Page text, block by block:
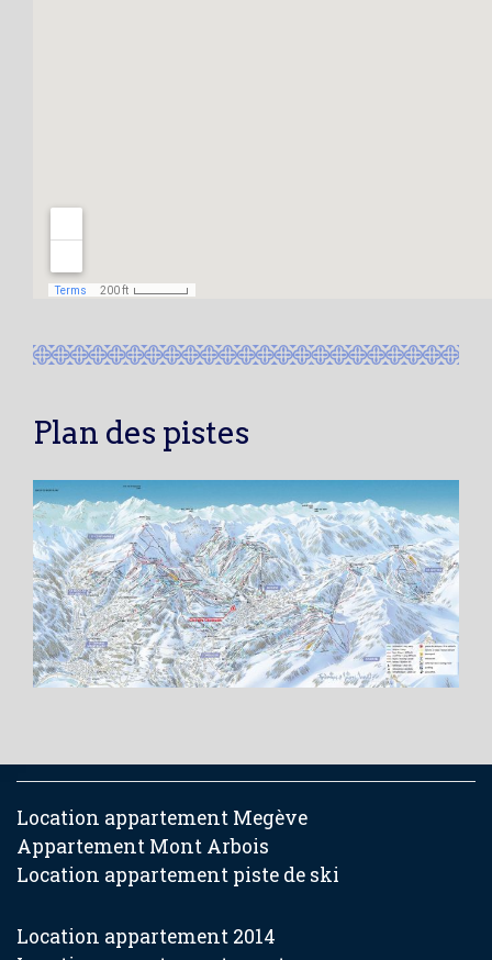
Plan des pistes
Location appartement Megève
Appartement Mont Arbois
Location appartement piste de ski
Location appartement 2014